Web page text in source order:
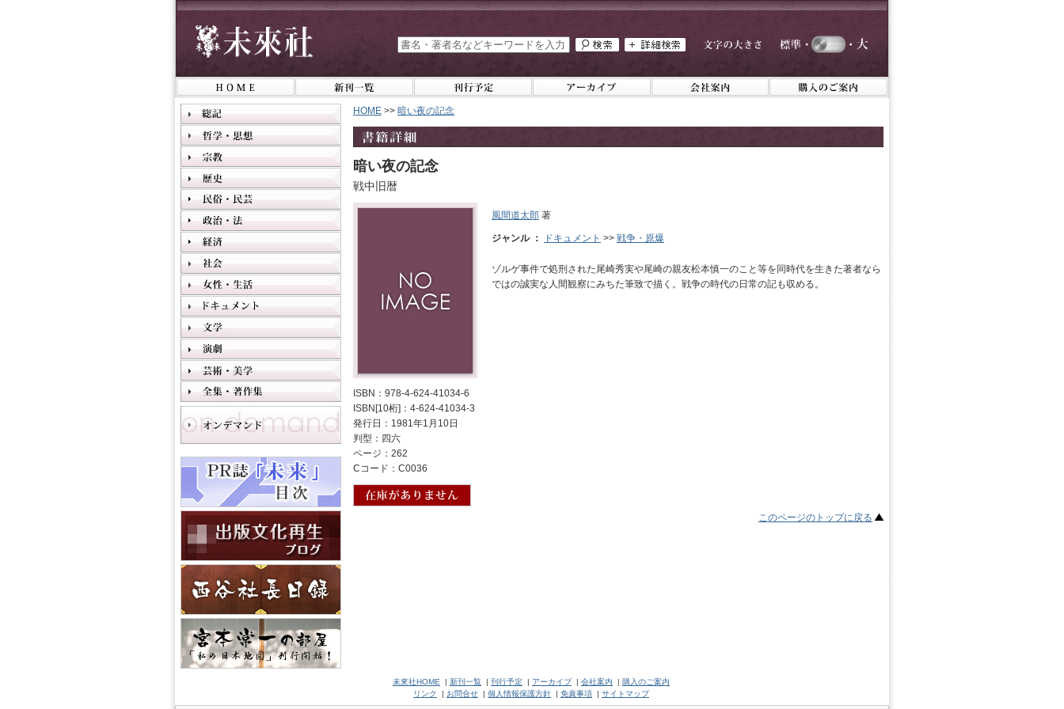
HOME >> 暗い夜の記念
暗い夜の記念
戦中旧暦
ISBN：978-4-624-41034-6
ISBN[10桁]：4-624-41034-3
発行日：1981年1月10日
判型：四六
ページ：262
Cコード：C0036
風間道太郎 著
ジャンル ： ドキュメント >> 戦争・原爆
ゾルゲ事件で処刑された尾崎秀実や尾崎の親友松本慎一のこと等を同時代を生きた著者なら
ではの誠実な人間観察にみちた筆致で描く。戦争の時代の日常の記も収める。
このページのトップに戻る
未來社HOME | 新刊一覧 | 刊行予定 | アーカイブ | 会社案内 | 購入のご案内
リンク
| お問合せ | 個人情報保護方針 | 免責事項 | サイトマップ